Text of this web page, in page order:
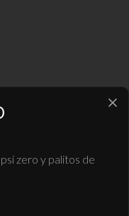
zero y palitos de